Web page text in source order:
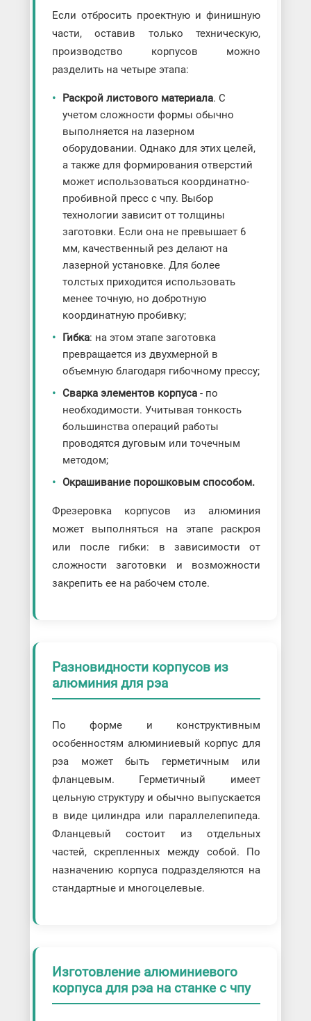
Если отбросить проектную и финишную
части, оставив только техническую,
производство корпусов можно
разделить на четыре этапа:
Раскрой листового материала. С
учетом сложности формы обычно
выполняется на лазерном
оборудовании. Однако для этих целей,
а также для формирования отверстий
может использоваться координатно-
пробивной пресс с чпу. Выбор
технологии зависит от толщины
заготовки. Если она не превышает 6
мм, качественный рез делают на
лазерной установке. Для более
толстых приходится использовать
менее точную, но добротную
координатную пробивку;
Гибка: на этом этапе заготовка
превращается из двухмерной в
объемную благодаря гибочному прессу;
Сварка элементов корпуса - по
необходимости. Учитывая тонкость
большинства операций работы
проводятся дуговым или точечным
методом;
Окрашивание порошковым способом.
Фрезеровка корпусов из алюминия
может выполняться на этапе раскроя
или после гибки: в зависимости от
сложности заготовки и возможности
закрепить ее на рабочем столе.
Разновидности корпусов из
алюминия для рэа
По форме и конструктивным
особенностям алюминиевый корпус для
рэа может быть герметичным или
фланцевым. Герметичный имеет
цельную структуру и обычно выпускается
в виде цилиндра или параллелепипеда.
Фланцевый состоит из отдельных
частей, скрепленных между собой. По
назначению корпуса подразделяются на
стандартные и многоцелевые.
Изготовление алюминиевого
корпуса для рэа на станке с чпу